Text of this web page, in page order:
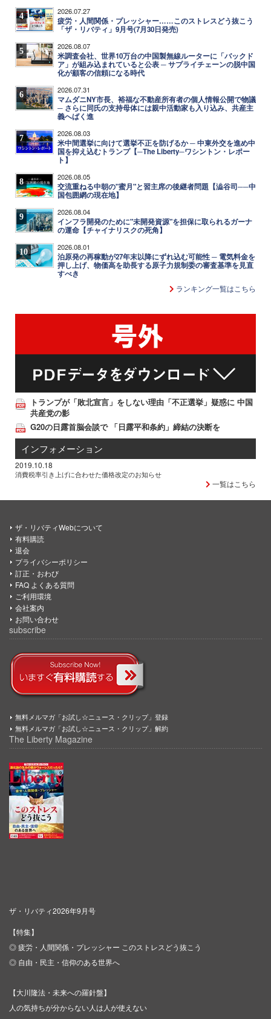
4 2026.07.27
疲労・人間関係・プレッシャー……このストレスどう抜こう
「ザ・リバティ」9月号(7月30日発売)
5 2026.08.07
米調査会社、世界10万台の中国製無線ルーターに「バックド
ア」が組み込まれていると公表 ─ サプライチェーンの脱中国
化が顧客の信頼になる時代
6 2026.07.31
マムダニNY市長、裕福な不動産所有者の個人情報公開で物議
─ さらに同氏の支持母体には親中活動家も入り込み、共産主
義へばく進
7 2026.08.03
米中間選挙に向けて選挙不正を防げるか ─ 中東外交を進め中
国を抑え込むトランプ【─The Liberty─ワシントン・レポー
ト】
8 2026.08.05
交流重ねる中朝の"蜜月"と習主席の後継者問題【澁谷司──中
国包囲網の現在地】
9 2026.08.04
インフラ開発のために"未開発資源"を担保に取られるガーナ
の運命【チャイナリスクの死角】
10 2026.08.01
泊原発の再稼動が27年末以降にずれ込む可能性 ─ 電気料金を
押し上げ、物価高を助長する原子力規制委の審査基準を見直
すべき
ランキング一覧はこちら
トランプが「敗北宣言」をしない理由「不正選挙」疑惑に 中国
共産党の影
G20の日露首脳会談で 「日露平和条約」締結の決断を
インフォメーション
2019.10.18
消費税率引き上げに合わせた価格改定のお知らせ
一覧はこちら
ザ・リバティWebについて
有料購読
退会
プライバシーポリシー
訂正・おわび
FAQ よくある質問
ご利用環境
会社案内
お問い合わせ
subscribe
無料メルマガ「お試し☆ニュース・クリップ」登録
無料メルマガ「お試し☆ニュース・クリップ」解約
The Liberty Magazine
ザ・リバティ2026年9月号
【特集】
◎ 疲労・人間関係・プレッシャー このストレスどう抜こう
◎ 自由・民主・信仰のある世界へ
【大川隆法・未来への羅針盤】
人の気持ちが分からない人は人が使えない